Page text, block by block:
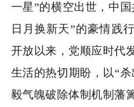
一星”的横空出世，中
日月换新天”的豪情践
开放以来，党顺应时代
生活的热切期盼，以“
毅气魄破除体制机制藩